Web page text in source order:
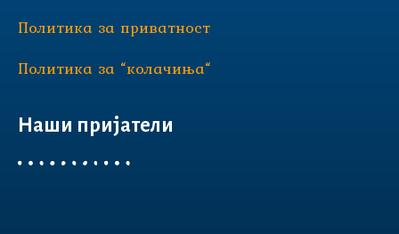
Политика за приватност
Политика за “колачиња“
Наши пријатели